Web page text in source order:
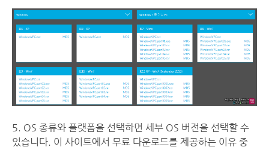
5. OS 종류와 플랫폼을 선택하면 세부 OS 버전을 선택할 수
있습니다. 이 사이트에서 무료 다운로드를 제공하는 이유 중